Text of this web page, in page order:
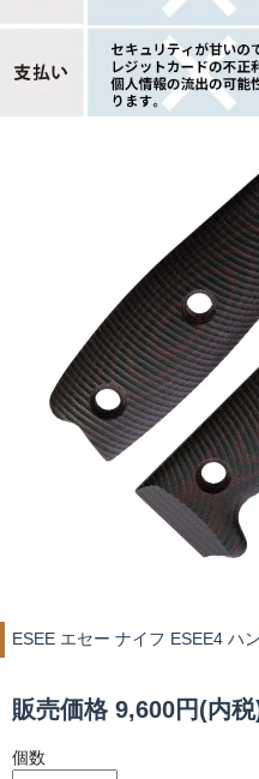
ESEE エセー ナイフ ESEE4 ハ
販売価格 9,600円(内税
個数